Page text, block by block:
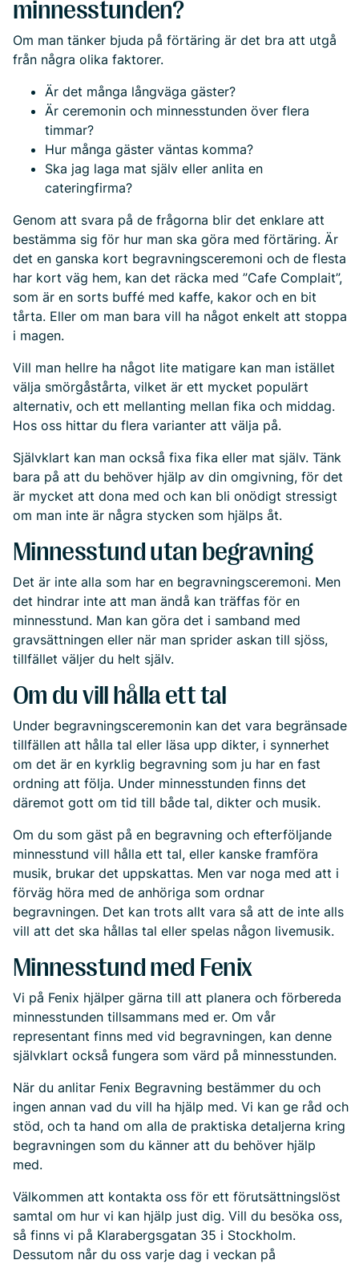
minnesstunden?
Om man tänker bjuda på förtäring är det bra att utgå
från några olika faktorer.
Är det många långväga gäster?
Är ceremonin och minnesstunden över flera
timmar?
Hur många gäster väntas komma?
Ska jag laga mat själv eller anlita en
cateringfirma?
Genom att svara på de frågorna blir det enklare att
bestämma sig för hur man ska göra med förtäring. Är
det en ganska kort begravningsceremoni och de flesta
har kort väg hem, kan det räcka med ”Cafe Complait”,
som är en sorts buffé med kaffe, kakor och en bit
tårta. Eller om man bara vill ha något enkelt att stoppa
i magen.
Vill man hellre ha något lite matigare kan man istället
välja smörgåstårta, vilket är ett mycket populärt
alternativ, och ett mellanting mellan fika och middag.
Hos oss hittar du flera varianter att välja på.
Självklart kan man också fixa fika eller mat själv. Tänk
bara på att du behöver hjälp av din omgivning, för det
är mycket att dona med och kan bli onödigt stressigt
om man inte är några stycken som hjälps åt.
Minnesstund utan begravning
Det är inte alla som har en begravningsceremoni. Men
det hindrar inte att man ändå kan träffas för en
minnesstund. Man kan göra det i samband med
gravsättningen eller när man sprider askan till sjöss,
tillfället väljer du helt själv.
Om du vill hålla ett tal
Under begravningsceremonin kan det vara begränsade
tillfällen att hålla tal eller läsa upp dikter, i synnerhet
om det är en kyrklig begravning som ju har en fast
ordning att följa. Under minnesstunden finns det
däremot gott om tid till både tal, dikter och musik.
Om du som gäst på en begravning och efterföljande
minnesstund vill hålla ett tal, eller kanske framföra
musik, brukar det uppskattas. Men var noga med att i
förväg höra med de anhöriga som ordnar
begravningen. Det kan trots allt vara så att de inte alls
vill att det ska hållas tal eller spelas någon livemusik.
Minnesstund med Fenix
Vi på Fenix hjälper gärna till att planera och förbereda
minnesstunden tillsammans med er. Om vår
representant finns med vid begravningen, kan denne
självklart också fungera som värd på minnesstunden.
När du anlitar Fenix Begravning bestämmer du och
ingen annan vad du vill ha hjälp med. Vi kan ge råd och
stöd, och ta hand om alla de praktiska detaljerna kring
begravningen som du känner att du behöver hjälp
med.
Välkommen att kontakta oss för ett förutsättningslöst
samtal om hur vi kan hjälp just dig. Vill du besöka oss,
så finns vi på Klarabergsgatan 35 i Stockholm.
Dessutom når du oss varje dag i veckan på